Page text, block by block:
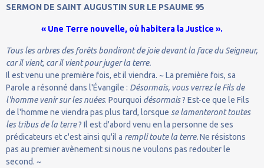
SERMON DE SAINT AUGUSTIN SUR LE PSAUME 95
« Une Terre nouvelle, où habitera la Justice ».
Tous les arbres des forêts bondiront de joie devant la face du Seigneur,
car il vient, car il vient pour juger la terre.
Il est venu une première fois, et il viendra. ~ La première fois, sa
Parole a résonné dans l'Évangile : Désormais, vous verrez le Fils de
l'homme venir sur les nuées. Pourquoi désormais? Est-ce que le Fils
de l'homme ne viendra pas plus tard, lorsque se lamenteront toutes
les tribus de la terre? Il est d'abord venu en la personne de ses
prédicateurs et c'est ainsi qu'il a rempli toute la terre.Ne résistons
pas au premier avènement si nous ne voulons pas redouter le
second. ~